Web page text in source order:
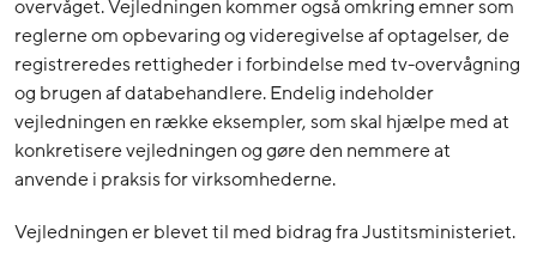
overvåget. Vejledningen kommer også omkring emner som
reglerne om opbevaring og videregivelse af optagelser, de
registreredes rettigheder i forbindelse med tv-overvågning
og brugen af databehandlere. Endelig indeholder
vejledningen en række eksempler, som skal hjælpe med at
konkretisere vejledningen og gøre den nemmere at
anvende i praksis for virksomhederne.
Vejledningen er blevet til med bidrag fra Justitsministeriet.